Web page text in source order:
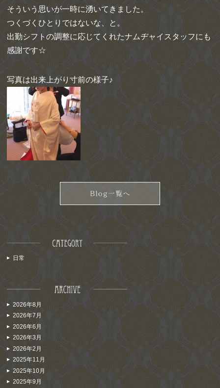
そういう思いが一時に湧いてきました。
つくづくひとりではないな、と。
出勤シフトの調整に応じてくれたナムヂャイスタッフにも
感謝です☆
写真は出来上がり寸前の様子♪
日常
2026年8月
2026年7月
2026年6月
2026年3月
2026年2月
2025年11月
2025年10月
2025年9月